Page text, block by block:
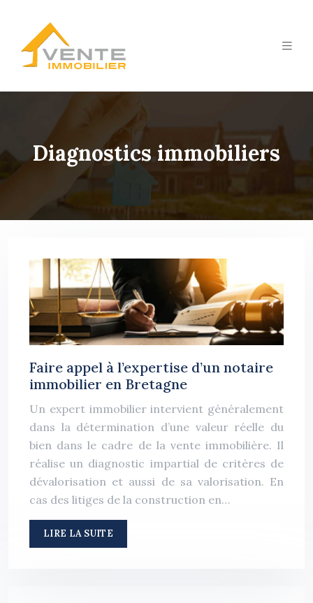
Diagnostics immobiliers
Faire appel à l’expertise d’un notaire
immobilier en Bretagne
Un expert immobilier intervient généralement
dans la détermination d’une valeur réelle du
bien dans le cadre de la vente immobilière. Il
réalise un diagnostic impartial de critères de
dévalorisation et aussi de sa valorisation. En
cas des litiges de la construction en…
LIRE LA SUITE